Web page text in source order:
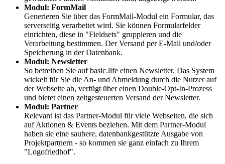
Modul: FormMail
Generieren Sie über das FormMail-Modul ein Formular, das
serverseitig verarbeitet wird. Sie können Formularfelder
einrichten, diese in "Fieldsets" gruppieren und die
Verarbeitung bestimmen. Der Versand per E-Mail und/oder
Speicherung in der Datenbank.
Modul: Newsletter
So betreiben Sie auf basic.life einen Newsletter. Das System
wickelt für Sie die An- und Abmeldung durch die Nutzer auf
der Webseite ab, verfügt über einen Double-Opt-In-Prozess
und bietet einen zeitgesteuerten Versand der Newsletter.
Modul: Partner
Relevant ist das Partner-Modul für viele Webseiten, die sich
auf Aktionen & Events beziehen. Mit dem Partner-Modul
haben sie eine saubere, datenbankgestützte Ausgabe von
Projektpartnern - so kommen sie ganz einfach zu Ihrem
"Logofriedhof".